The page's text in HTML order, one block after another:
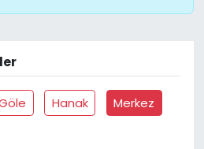
Hanak
Merkez